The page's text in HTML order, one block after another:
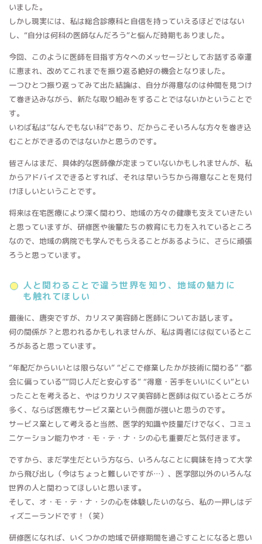
いました。
しかし現実には、私は総合診療科と自信を持っていえるほどではない
し、“自分は何科の医師なんだろう”と悩んだ時期もありました。
今回、このように医師を目指す方々へのメッセージとしてお話する幸運
に恵まれ、改めてこれまでを振り返る絶好の機会となりました。
一つひとつ振り返ってみて出た結論は、自分が得意なのは仲間を見つけ
て巻き込みながら、新たな取り組みをすることではないかということで
す。
いわば私は“なんでもない科”であり、だからこそいろんな方々を巻き込
むことができるのではないかと思うのです。
皆さんはまだ、具体的な医師像が定まっていないかもしれませんが、私
からアドバイスできるとすれば、それは早いうちから得意なことを見付
けほしいということです。
将来は在宅医療により深く関わり、地域の方々の健康も支えていきたい
と思っていますが、研修医や後輩たちの教育にも力を入れているところ
なので、地域の病院でも学んでもらえることがあるように、さらに頑張
ろうと思っています。
人と関わることで違う世界を知り、地域の魅力に
も触れてほしい
最後に、唐突ですが、カリスマ美容師と医師についてお話します。
何の関係が？と思われるかもしれませんが、私は両者には似ているとこ
ろがあると思っています。
“年配だからいいとは限らない” “どこで修業したかが技術に関わる” “都
会に偏っている”“同じ人だと安心する” “得意・苦手をいいにくい”とい
ったことを考えると、やはりカリスマ美容師と医師は似ているところが
多く、ならば医療もサービス業という側面が強いと思うのです。
サービス業として考えると当然、医学的知識や技量だけでなく、コミュ
ニケーション能力やオ・モ・テ・ナ・シの心も重要だと気付きます。
ですから、まだ学生だという方なら、いろんなことに興味を持って大学
から飛び出し（今はちょっと難しいですが…）、医学部以外のいろんな
世界の人と関わってほしいと思います。
そして、オ・モ・テ・ナ・シの心を体験したいのなら、私の一押しはデ
ィズニーランドです！（笑）
研修医になれば、いくつかの地域で研修期間を過ごすことになると思い